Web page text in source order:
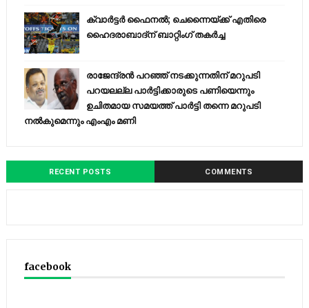
ക്വാർട്ടർ ഫൈനൽ; ചെന്നൈയ്ക്ക് എതിരെ
ഹൈദരാബാദ്ന് ബാറ്റിംഗ് തകർച്ച
രാജേന്ദ്രന്‍ പറഞ്ഞ് നടക്കുന്നതിന് മറുപടി
പറയലല്ല പാര്‍ട്ടിക്കാരുടെ പണിയെന്നും
ഉചിതമായ സമയത്ത് പാര്‍ട്ടി തന്നെ മറുപടി
നല്‍കുമെന്നും എംഎം മണി
RECENT POSTS COMMENTS
facebook